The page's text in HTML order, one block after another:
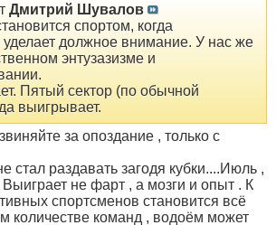
Дмитрий Шувалов
спортом, когда
уделает должное внимание. У нас же
энтузазизме и
Пятый сектор (по обычной
выигрывает.
за опоздание , только с
стал раздавать загодя кубки....Июль ,
Выиграет не фарт , а мозги и опыт . К
спортсменов становится всё
количестве команд , водоём может